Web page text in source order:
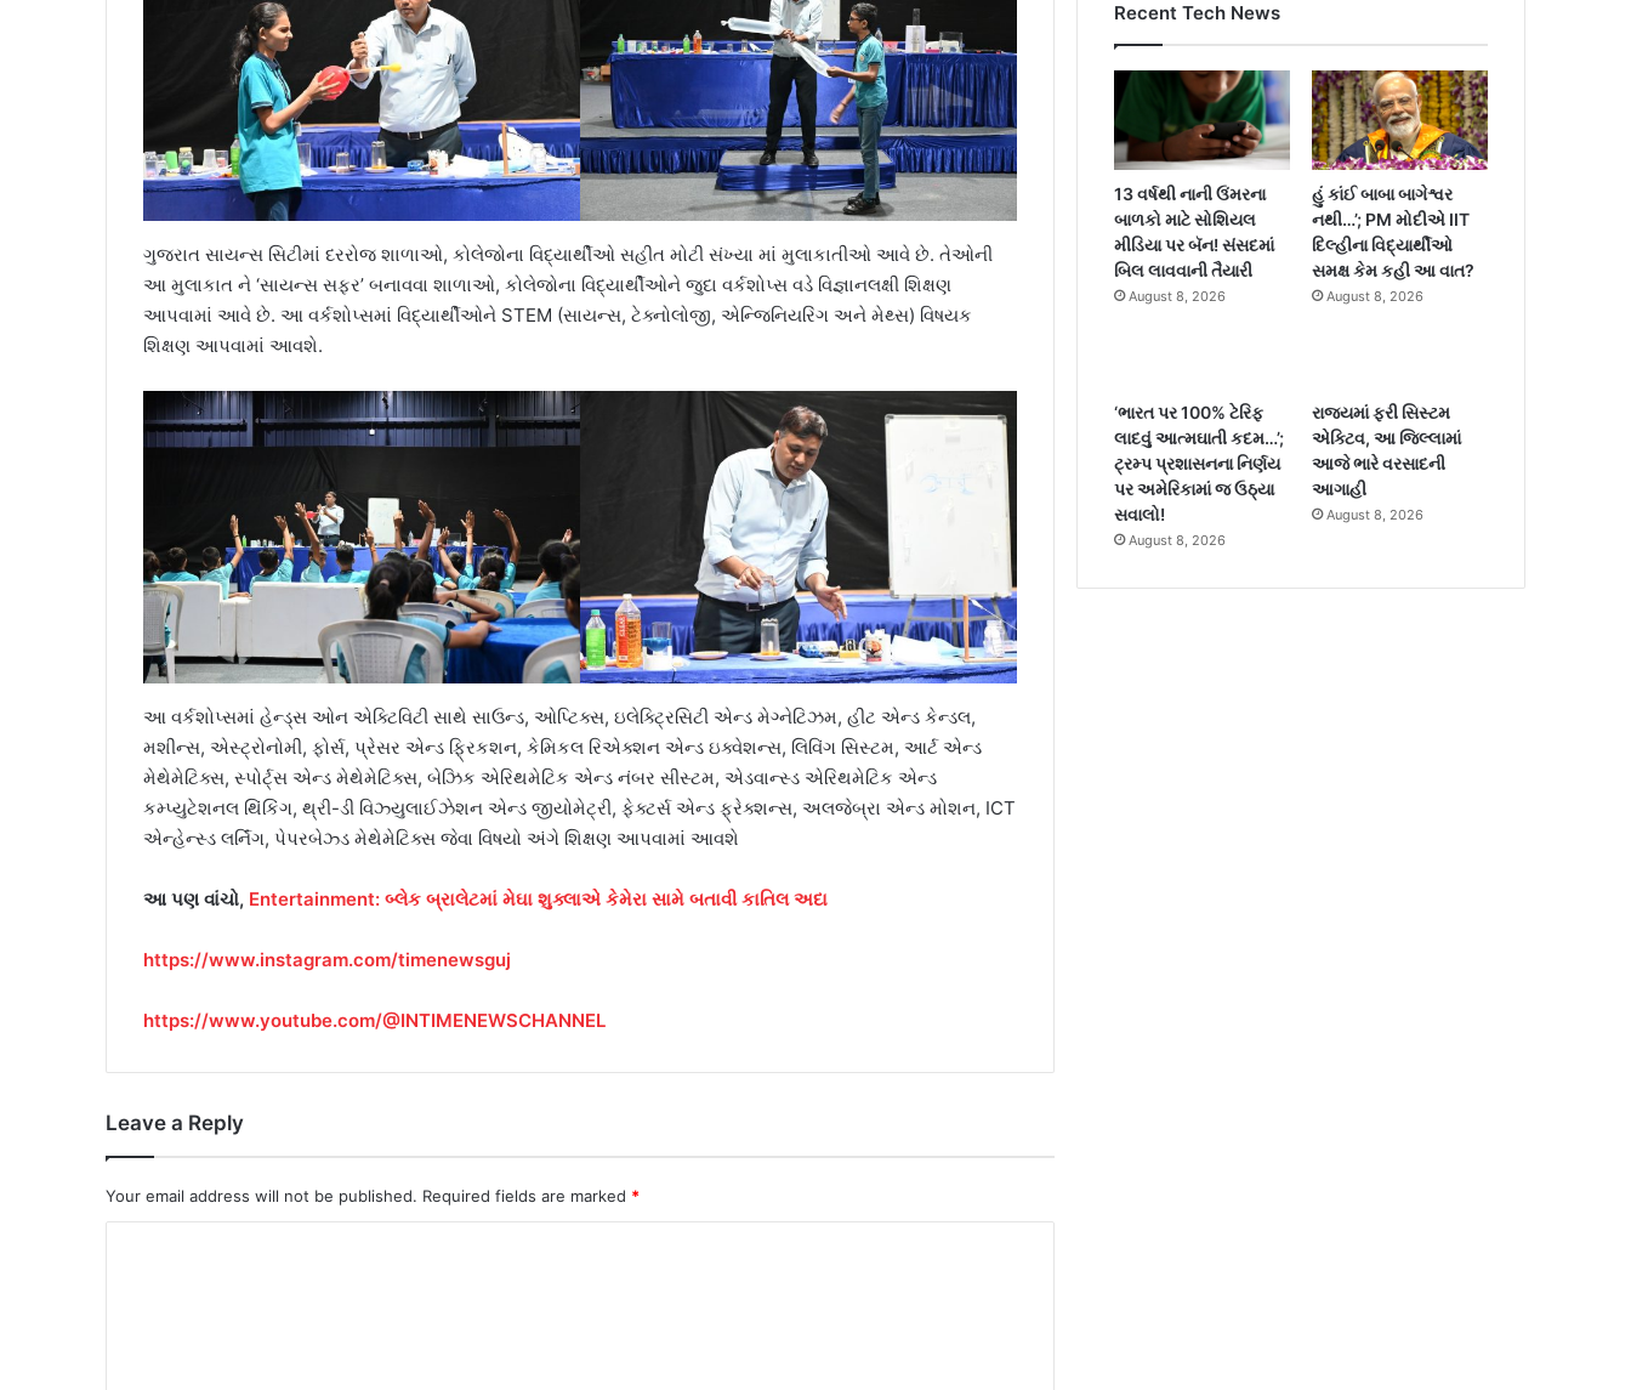
ગુજરાત સાયન્સ સિટીમાં દરરોજ શાળાઓ, કોલેજોના વિદ્યાર્થીઓ સહીત મોટી સંખ્યા માં મુલાકાતીઓ આવે છે. તેઓની
આ મુલાકાત ને ‘સાયન્સ સફર’ બનાવવા શાળાઓ, કોલેજોના વિદ્યાર્થીઓને જુદા વર્કશોપ્સ વડે વિજ્ઞાનલક્ષી શિક્ષણ
આપવામાં આવે છે. આ વર્કશોપ્સમાં વિદ્યાર્થીઓને STEM (સાયન્સ, ટેક્નોલોજી, એન્જિનિયરિંગ અને મેથ્સ) વિષયક
શિક્ષણ આપવામાં આવશે.
આ વર્કશોપ્સમાં હેન્ડ્સ ઓન એક્ટિવિટી સાથે સાઉન્ડ, ઓપ્ટિક્સ, ઇલેક્ટ્રિસિટી એન્ડ મેગ્નેટિઝમ, હીટ એન્ડ કેન્ડલ,
મશીન્સ, એસ્ટ્રોનોમી, ફોર્સ, પ્રેસર એન્ડ ફ્રિકશન, કેમિકલ રિએક્શન એન્ડ ઇક્વેશન્સ, લિવિંગ સિસ્ટમ, આર્ટ એન્ડ
મેથેમેટિક્સ, સ્પોર્ટ્સ એન્ડ મેથેમેટિક્સ, બેઝિક એરિથમેટિક એન્ડ નંબર સીસ્ટમ, એડવાન્સ્ડ એરિથમેટિક એન્ડ
કમ્પ્યુટેશનલ થિંકિંગ, થ્રી-ડી વિઝ્યુલાઈઝેશન એન્ડ જીયોમેટ્રી, ફેક્ટર્સ એન્ડ ફ્રેક્શન્સ, અલજેબ્રા એન્ડ મોશન, ICT
એન્હેન્સ્ડ લર્નિંગ, પેપરબેઝ્ડ મેથેમેટિક્સ જેવા વિષયો અંગે શિક્ષણ આપવામાં આવશે
આ પણ વાંચો, Entertainment: બ્લેક બ્રાલેટમાં મેઘા શુક્લાએ કેમેરા સામે બતાવી કાતિલ અદા
https://www.instagram.com/timenewsguj
https://www.youtube.com/@INTIMENEWSCHANNEL
Leave a Reply
Your email address will not be published. Required fields are marked *
Recent Tech News
13 વર્ષથી નાની ઉંમરના
બાળકો માટે સોશિયલ
મીડિયા પર બૅન! સંસદમાં
બિલ લાવવાની તૈયારી
August 8, 2026
હું કાંઈ બાબા બાગેશ્વર
નથી…’; PM મોદીએ IIT
દિલ્હીના વિદ્યાર્થીઓ
સમક્ષ કેમ કહી આ વાત?
August 8, 2026
‘ભારત પર 100% ટેરિફ
લાદવું આત્મઘાતી કદમ…’;
ટ્રમ્પ પ્રશાસનના નિર્ણય
પર અમેરિકામાં જ ઉઠ્યા
સવાલો!
August 8, 2026
રાજ્યમાં ફરી સિસ્ટમ
એક્ટિવ, આ જિલ્લામાં
આજે ભારે વરસાદની
આગાહી
August 8, 2026